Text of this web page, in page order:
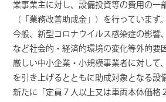
業事業主に対し、設備投資等の費用の一
（「業務改善助成金」）を行っています。
今般、新型コロナウイルス感染症の影響
など社会的・経済的環境の変化等外的要
厳しい中小企業・小規模事業者に対して
を引き上げるとともに助成対象となる設
新たに「定員７人以上又は車両本体価格